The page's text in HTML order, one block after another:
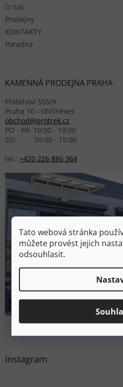
Tato webová stránka
můžete provést jejich
odsouhlasit.
O nás
Prodejny
KONTAKTY
Poradna
KAMENNÁ PRODEJNA PRAHA
Přátelství 555/9
Praha 10 - Uhříněves
obchod@protrek.cz
PO - PÁ: 10:00 - 19:00
SO: 09:00 - 15:00
tel.: +420 226 886 364
Instagram